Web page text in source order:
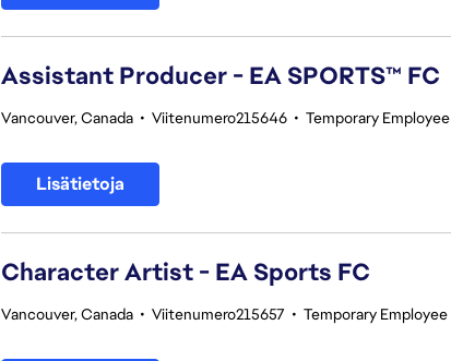
Assistant Producer - EA SPORTS™ FC
Vancouver, Canada • Viitenumero215646 • Temporary Employee
Lisätietoja
Character Artist - EA Sports FC
Vancouver, Canada • Viitenumero215657 • Temporary Employee